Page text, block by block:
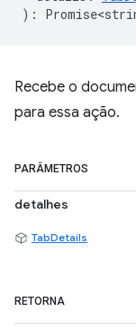
) :
Recebe o
para essa ação.
PARÂMETROS
detalhes
TabDetails
RETORNA